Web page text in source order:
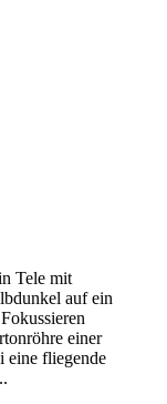
Tele mit
auf ein
einer
eine fliegende